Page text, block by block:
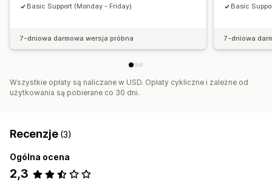
Basic Support (Monday - Friday)
7-dniowa darmowa wersja próbna
Basic
7-dniowa
Wszystkie opłaty są naliczane w USD. Opłaty cykliczne i zależne od
użytkowania są pobierane co 30 dni.
Recenzje (3)
Ogólna ocena
2,3